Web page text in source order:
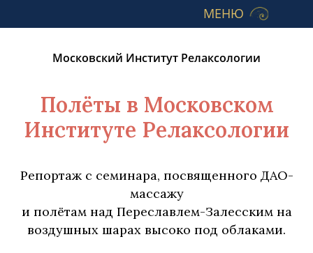
МЕНЮ
Московский Институт Релаксологии
Полёты в Московском
Институте Релаксологии
Репортаж с семинара, посвященного ДАО-
массажу
и полётам над Переславлем-Залесским на
воздушных шарах высоко под облаками.